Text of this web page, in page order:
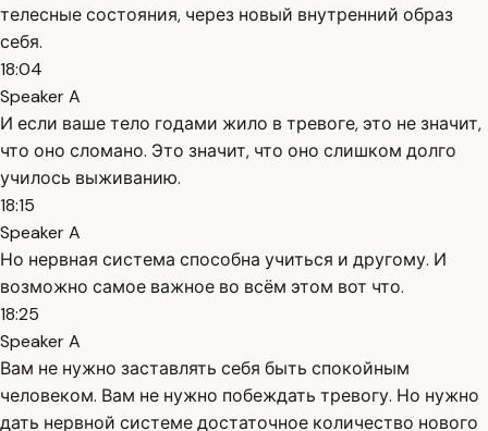
телесные состояния, через новый внутренний образ
себя.
18:04
Speaker A
И если ваше тело годами жило в тревоге, это не значит,
что оно сломано. Это значит, что оно слишком долго
училось выживанию.
18:15
Speaker A
Но нервная система способна учиться и другому. И
возможно самое важное во всём этом вот что.
18:25
Speaker A
Вам не нужно заставлять себя быть спокойным
человеком. Вам не нужно побеждать тревогу. Но нужно
дать нервной системе достаточное количество нового